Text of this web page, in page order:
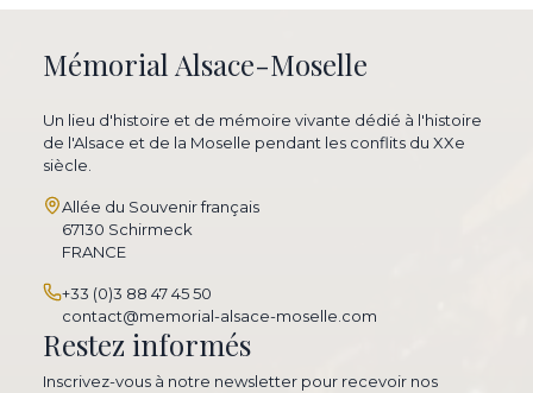
Mémorial Alsace-Moselle
Un lieu d'histoire et de mémoire vivante dédié à l'histoire
de l'Alsace et de la Moselle pendant les conflits du XXe
siècle.
Allée du Souvenir français
67130 Schirmeck
FRANCE
+33 (0)3 88 47 45 50
contact@memorial-alsace-moselle.com
Restez informés
Inscrivez-vous à notre newsletter pour recevoir nos